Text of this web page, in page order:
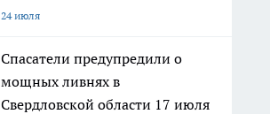
24 июля
Спасатели предупредили о
мощных ливнях в
Свердловской области 17 июля